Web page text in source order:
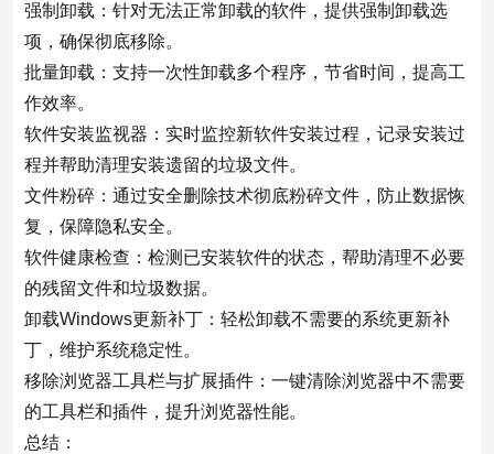
强制卸载：针对无法正常卸载的软件，提供强制卸载选
项，确保彻底移除。
批量卸载：支持一次性卸载多个程序，节省时间，提高工
作效率。
软件安装监视器：实时监控新软件安装过程，记录安装过
程并帮助清理安装遗留的垃圾文件。
文件粉碎：通过安全删除技术彻底粉碎文件，防止数据恢
复，保障隐私安全。
软件健康检查：检测已安装软件的状态，帮助清理不必要
的残留文件和垃圾数据。
卸载Windows更新补丁：轻松卸载不需要的系统更新补
丁，维护系统稳定性。
移除浏览器工具栏与扩展插件：一键清除浏览器中不需要
的工具栏和插件，提升浏览器性能。
总结：